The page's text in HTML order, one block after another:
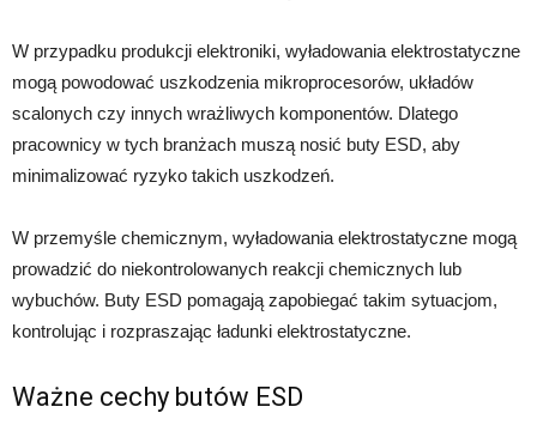
W przypadku produkcji elektroniki, wyładowania elektrostatyczne
mogą powodować uszkodzenia mikroprocesorów, układów
scalonych czy innych wrażliwych komponentów. Dlatego
pracownicy w tych branżach muszą nosić buty ESD, aby
minimalizować ryzyko takich uszkodzeń.
W przemyśle chemicznym, wyładowania elektrostatyczne mogą
prowadzić do niekontrolowanych reakcji chemicznych lub
wybuchów. Buty ESD pomagają zapobiegać takim sytuacjom,
kontrolując i rozpraszając ładunki elektrostatyczne.
Ważne cechy butów ESD